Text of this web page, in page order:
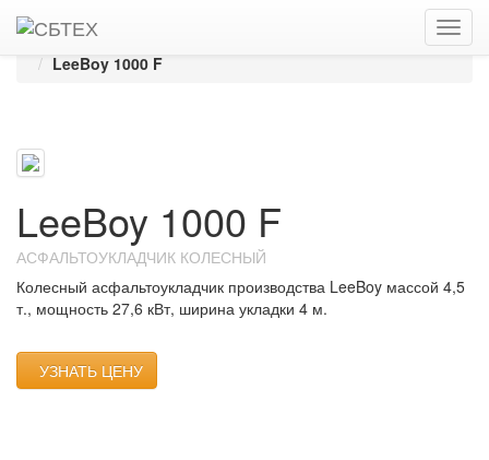
Главная
Колесные асфальтоукладчики
LeeBoy 1000 F
LeeBoy 1000 F
АСФАЛЬТОУКЛАДЧИК КОЛЕСНЫЙ
Колесный асфальтоукладчик производства LeeBoy массой 4,5
т., мощность 27,6 кВт, ширина укладки 4 м.
УЗНАТЬ ЦЕНУ